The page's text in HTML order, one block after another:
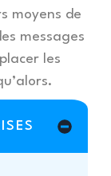
moyens de
messages
les